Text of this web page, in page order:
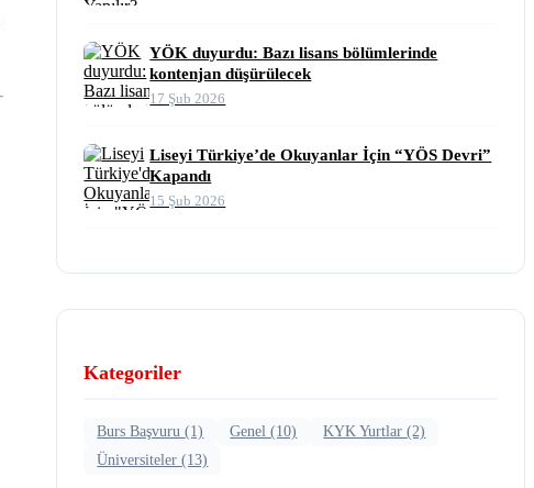
YÖK duyurdu: Bazı lisans bölümlerinde
kontenjan düşürülecek
17 Şub 2026
Liseyi Türkiye’de Okuyanlar İçin “YÖS Devri”
Kapandı
15 Şub 2026
Kategoriler
Burs Başvuru(1) Genel(10) KYK Yurtlar(2)
Üniversiteler(13)